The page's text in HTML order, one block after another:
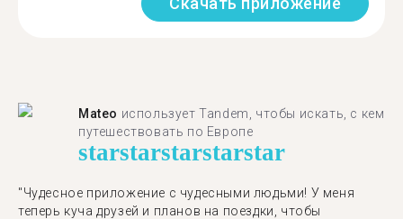
Mateo использует Tandem, чтобы искать, с кем
путешествовать по Европе
starstarstarstarstar
"Чудесное приложение с чудесными людьми! У меня
теперь куча друзей и планов на поездки, чтобы